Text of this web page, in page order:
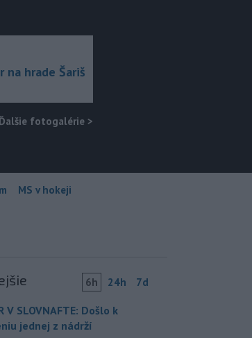
na hrade Šariš
Ďalšie fotogalérie >
MS v hokeji
6h 24h 7d
V SLOVNAFTE: Došlo k
jednej z nádrží